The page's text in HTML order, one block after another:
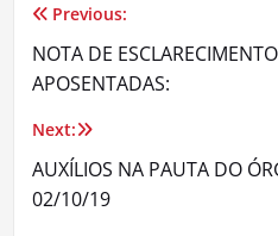
Navegação
de
Post
Previous:
NOTA DE
APOSENTADAS:
Next:
AUXÍLIOS NA PAUTA DO
02/10/19